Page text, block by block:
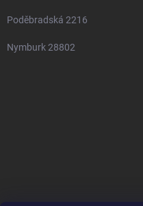
Poděbradská 2216
Nymburk 28802